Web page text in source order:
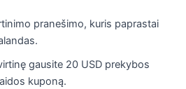
pranešimo, kuris paprastai
gausite 20 USD prekybos
kuponą.